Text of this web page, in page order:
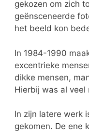
gekozen om zich
geënsceneerde
het beeld kon
In 1984-1990
excentrieke
dikke mensen,
Hierbij was al veel
In zijn latere werk
gekomen. De ene